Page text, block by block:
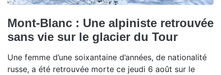
Mont-Blanc : Une alpiniste retrouvée
sans vie sur le glacier du Tour
Une femme d’une soixantaine d’années, de nationalité
russe, a été retrouvée morte ce jeudi 6 août sur le